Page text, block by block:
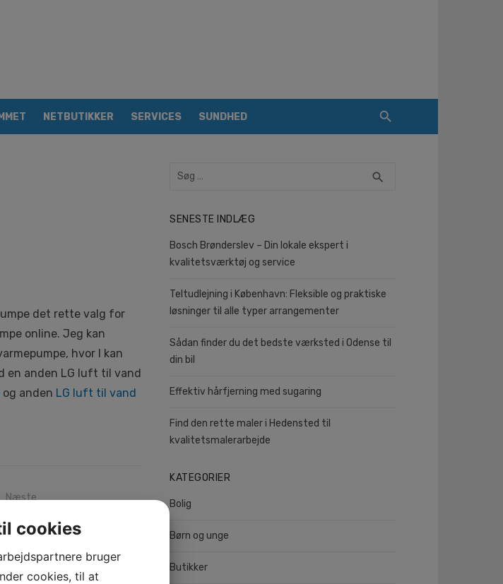
NETBUTIKKER SERVICES SUNDHED
det rette valg for
online. Jeg kan
hvor I kan
en anden LG luft til vand
og anden LG luft til vand
Næste
kontorstole
Search
search
SENESTE INDLÆG
Bosch Brønderslev – Din lokale ekspert i
kvalitetsværktøj og service
Teltudlejning i København: Fleksible og praktiske
løsninger til alle typer arrangementer
Sådan finder du det bedste værksted i Odense til
din bil
Effektiv hårfjerning med sugaring
Find den rette maler i Hedensted til
kvalitetsmalerarbejde
KATEGORIER
Bolig
Børn og unge
Butikker
cookies
bruger
cookies, til at